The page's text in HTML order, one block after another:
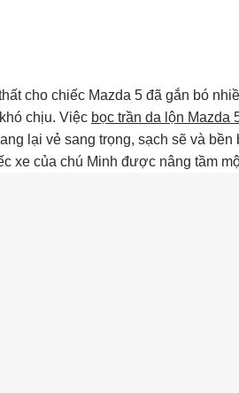
cho chiếc Mazda 5 đã gắn bó
chịu. Việc bọc trần da lộn Mazda
lại vẻ sang trọng, sạch sẽ và
xe của chú Minh được nâng tầm